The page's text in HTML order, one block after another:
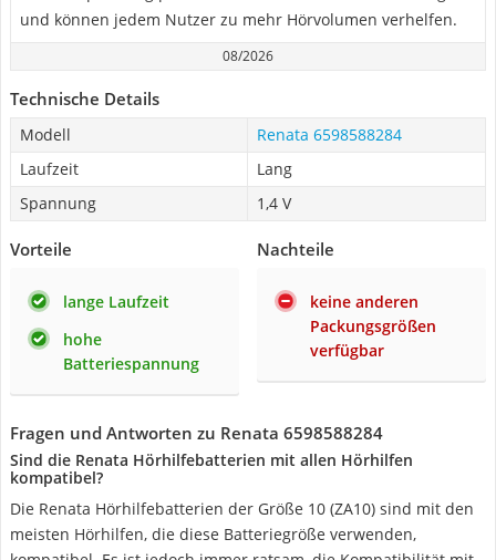
und können jedem Nutzer zu mehr Hörvolumen verhelfen.
08/2026
Technische Details
Modell
Renata 6598588284
Laufzeit
Lang
Spannung
1,4 V
Vorteile
lange Laufzeit
hohe
Batteriespannung
Nachteile
keine anderen
Packungsgrößen
verfügbar
Fragen und Antworten zu Renata 6598588284
Sind die Renata Hörhilfebatterien mit allen Hörhilfen
kompatibel?
Die Renata Hörhilfebatterien der Größe 10 (ZA10) sind mit den
meisten Hörhilfen, die diese Batteriegröße verwenden,